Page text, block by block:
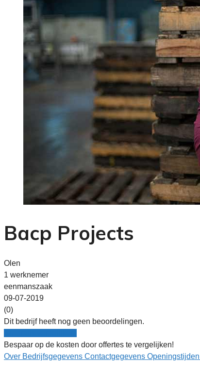
Bacp Projects
Olen
1 werknemer
eenmanszaak
09-07-2019
(0)
Dit bedrijf heeft nog geen beoordelingen.
Bespaar op de kosten door offertes te vergelijken!
Over Bedrijfsgegevens Contactgegevens Openingstijden